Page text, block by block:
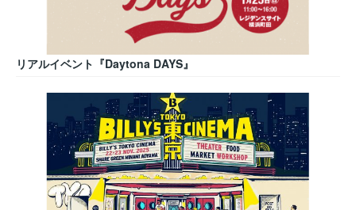
リアルイベント『Daytona DAYS』